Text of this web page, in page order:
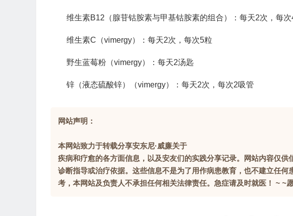
维生素B12（腺苷钴胺素与甲基钴胺素的组合）：每天2次，每次
维生素C（vimergy）：每天2次，每次5粒
野生蓝莓粉（vimergy）：每天2汤匙
锌（液态硫酸锌）（vimergy）：每天2次，每次2吸管
网站声明：
本网站致力于转载分享安东尼·威廉关于
疾病和疗愈的各方面信息，以及安友们的实践分享记录。网站内容仅
诊断指导或治疗依据。这些信息不是为了用作病患教育，也不建立任
考，本网站及负责人不承担任何相关法律责任。急症请及时就医！ ~ ~